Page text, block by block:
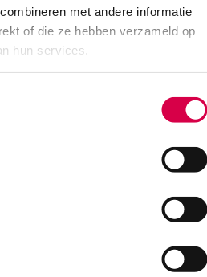
met andere informatie
of die ze hebben verzameld op
hun services.
de onderstaande opties.
van maandag t/m vrijdag van